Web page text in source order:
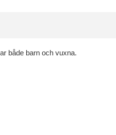
både barn och vuxna.